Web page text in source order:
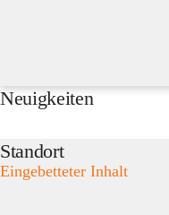
Neuigkeiten
Standort
Eingebetteter Inhalt